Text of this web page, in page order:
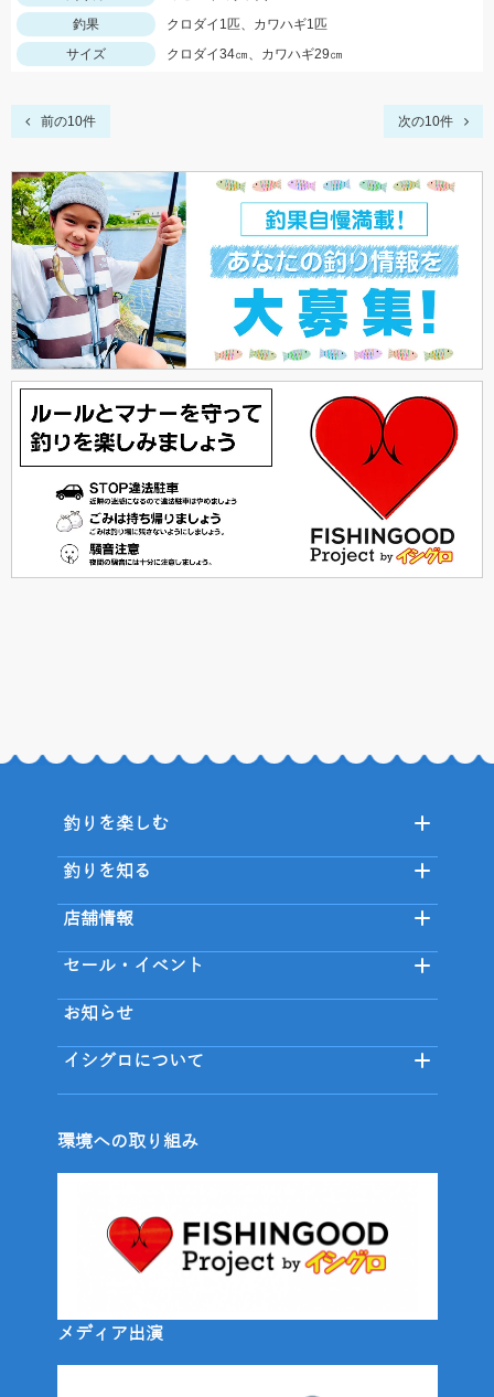
釣果
クロダイ1匹、カワハギ1匹
サイズ
クロダイ34㎝、カワハギ29㎝
前の10件 次の10件
釣りを楽しむ
釣りを知る
店舗情報
セール・イベント
お知らせ
イシグロについて
環境への取り組み
メディア出演